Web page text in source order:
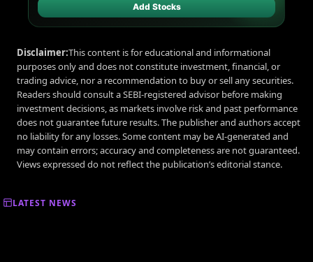
Add Stocks
Disclaimer:This content is for educational and informational
purposes only and does not constitute investment, financial, or
trading advice, nor a recommendation to buy or sell any securities.
Readers should consult a SEBI-registered advisor before making
investment decisions, as markets involve risk and past performance
does not guarantee future results. The publisher and authors accept
no liability for any losses. Some content may be AI-generated and
may contain errors; accuracy and completeness are not guaranteed.
Views expressed do not reflect the publication’s editorial stance.
LATEST NEWS